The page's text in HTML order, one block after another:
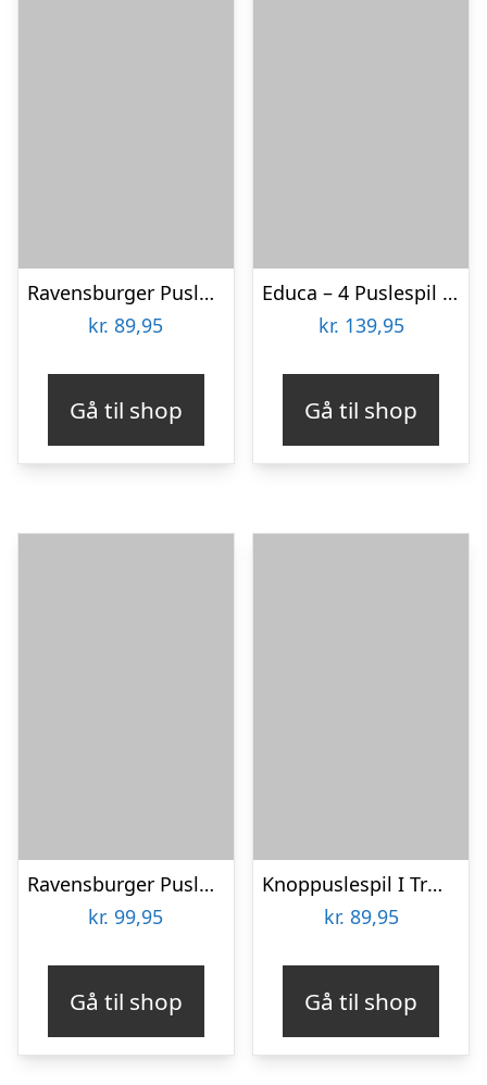
Ravensburger Puslespil – Travel Far – My First Puzzles – 4 Stk
kr. 89,95
Gå til shop
Educa – 4 Puslespil I Kuffert – 6-9-12-16 Brikker – Spidey & His Amazing Friends
kr. 139,95
Gå til shop
Ravensburger Puslespil – Bluey – 3×49 Brikker
kr. 99,95
Gå til shop
Knoppuslespil I Træ – 6 Brikker – Lillie & Ellie
kr. 89,95
Gå til shop